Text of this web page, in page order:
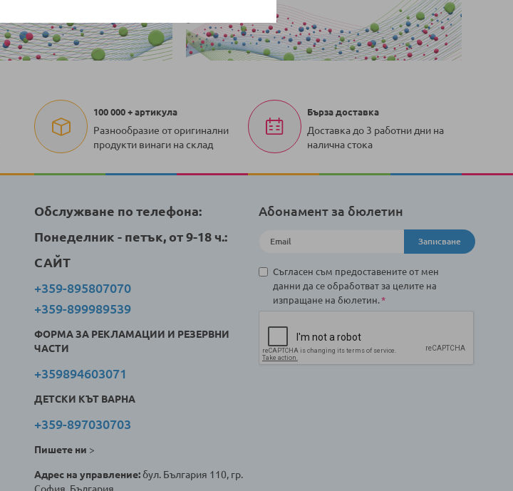
100 000 + артикула
Разнообразие от оригинални
продукти винаги на склад
Бърза доставка
Доставка до 3 работни дни на
налична стока
Обслужване по телефона:
Понеделник - петък, от 9-18 ч.:
САЙТ
+359-895807070
+359-899989539
ФОРМА ЗА РЕКЛАМАЦИИ И РЕЗЕРВНИ
ЧАСТИ
+359894603071
ДЕТСКИ КЪТ ВАРНА
+359-897030703
Пишете ни >
Адрес на управление:бул. България 110, гр.
София, България
Абонамент за бюлетин
Записване
Съгласен съм предоставените от мен
данни да се обработват за целите на
изпращане на бюлетин.